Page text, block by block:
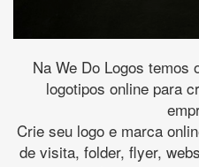
Na We Do Logos temos
logotipos online para
Crie seu logo e marca
de visita, folder, flyer,